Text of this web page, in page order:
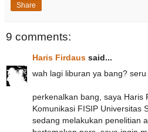
Share
9 comments:
Haris Firdaus said...
wah lagi liburan ya bang?
perkenalkan bang, saya Haris
Komunikasi FISIP Universitas
sedang melakukan penelitian